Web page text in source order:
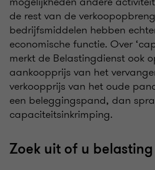
de rest van de
bedrijfsmiddelen hebben
economische functie. Over
merkt de Belastingdienst ook
aankoopprijs van het
verkoopprijs van het oude
een beleggingspand, dan
capaciteitsinkrimping.
Zoek uit of u